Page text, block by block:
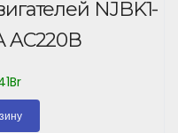
NJBK1-
AC220В
Br